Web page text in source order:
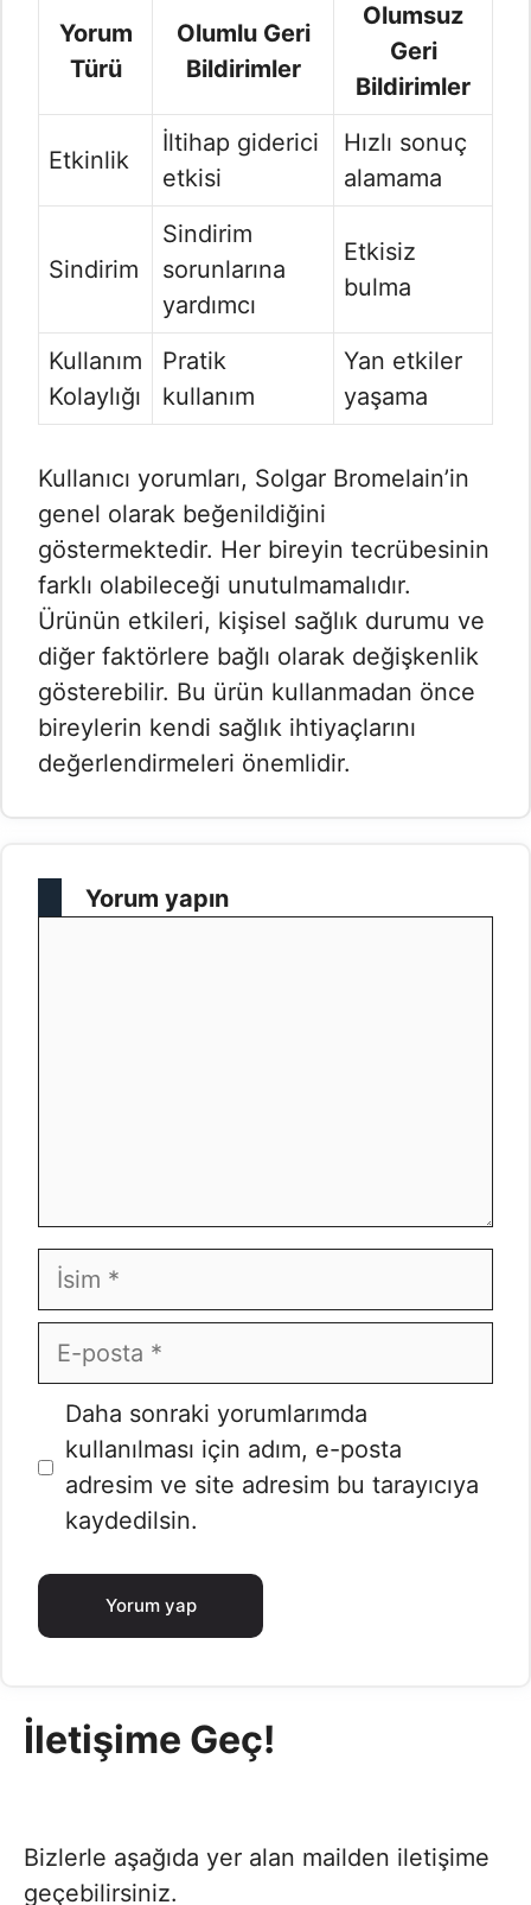
Yorum
Türü
Olumlu Geri
Bildirimler
Olumsuz
Geri
Bildirimler
Etkinlik
İltihap giderici
etkisi
Hızlı sonuç
alamama
Sindirim
Sindirim
sorunlarına
yardımcı
Etkisiz
bulma
Kullanım
Kolaylığı
Pratik
kullanım
Yan etkiler
yaşama
Kullanıcı yorumları, Solgar Bromelain’in
genel olarak beğenildiğini
göstermektedir. Her bireyin tecrübesinin
farklı olabileceği unutulmamalıdır.
Ürünün etkileri, kişisel sağlık durumu ve
diğer faktörlere bağlı olarak değişkenlik
gösterebilir. Bu ürün kullanmadan önce
bireylerin kendi sağlık ihtiyaçlarını
değerlendirmeleri önemlidir.
Yorum yapın
İsim
E-
posta
İnternet
sitesi
Daha sonraki yorumlarımda
kullanılması için adım, e-posta
adresim ve site adresim bu tarayıcıya
kaydedilsin.
İletişime Geç!
Bizlerle aşağıda yer alan mailden iletişime
geçebilirsiniz.